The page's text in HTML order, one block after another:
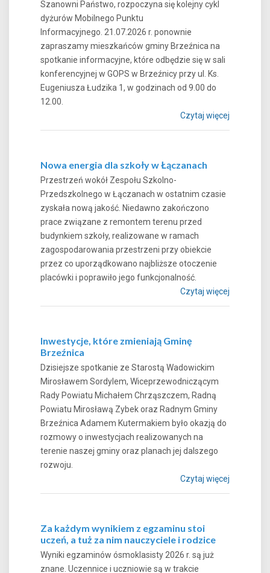
Szanowni Państwo, rozpoczyna się kolejny cykl
dyżurów Mobilnego Punktu
Informacyjnego. 21.07.2026 r. ponownie
zapraszamy mieszkańców gminy Brzeźnica na
spotkanie informacyjne, które odbędzie się w sali
konferencyjnej w GOPS w Brzeźnicy przy ul. Ks.
Eugeniusza Łudzika 1, w godzinach od 9.00 do
12.00.
Czytaj więcej
Nowa energia dla szkoły w Łączanach
Przestrzeń wokół Zespołu Szkolno-
Przedszkolnego w Łączanach w ostatnim czasie
zyskała nową jakość. Niedawno zakończono
prace związane z remontem terenu przed
budynkiem szkoły, realizowane w ramach
zagospodarowania przestrzeni przy obiekcie
przez co uporządkowano najbliższe otoczenie
placówki i poprawiło jego funkcjonalność.
Czytaj więcej
Inwestycje, które zmieniają Gminę
Brzeźnica
Dzisiejsze spotkanie ze Starostą Wadowickim
Mirosławem Sordylem, Wiceprzewodniczącym
Rady Powiatu Michałem Chrząszczem, Radną
Powiatu Mirosławą Zybek oraz Radnym Gminy
Brzeźnica Adamem Kutermakiem było okazją do
rozmowy o inwestycjach realizowanych na
terenie naszej gminy oraz planach jej dalszego
rozwoju.
Czytaj więcej
Za każdym wynikiem z egzaminu stoi
uczeń, a tuż za nim nauczyciele i rodzice
Wyniki egzaminów ósmoklasisty 2026 r. są już
znane. Uczennice i uczniowie są w trakcie